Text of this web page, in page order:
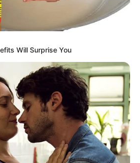
Kushwah.
ताज़ा खबरें, मनोरंजन, विचार और ज्ञान का
Will Surprise You